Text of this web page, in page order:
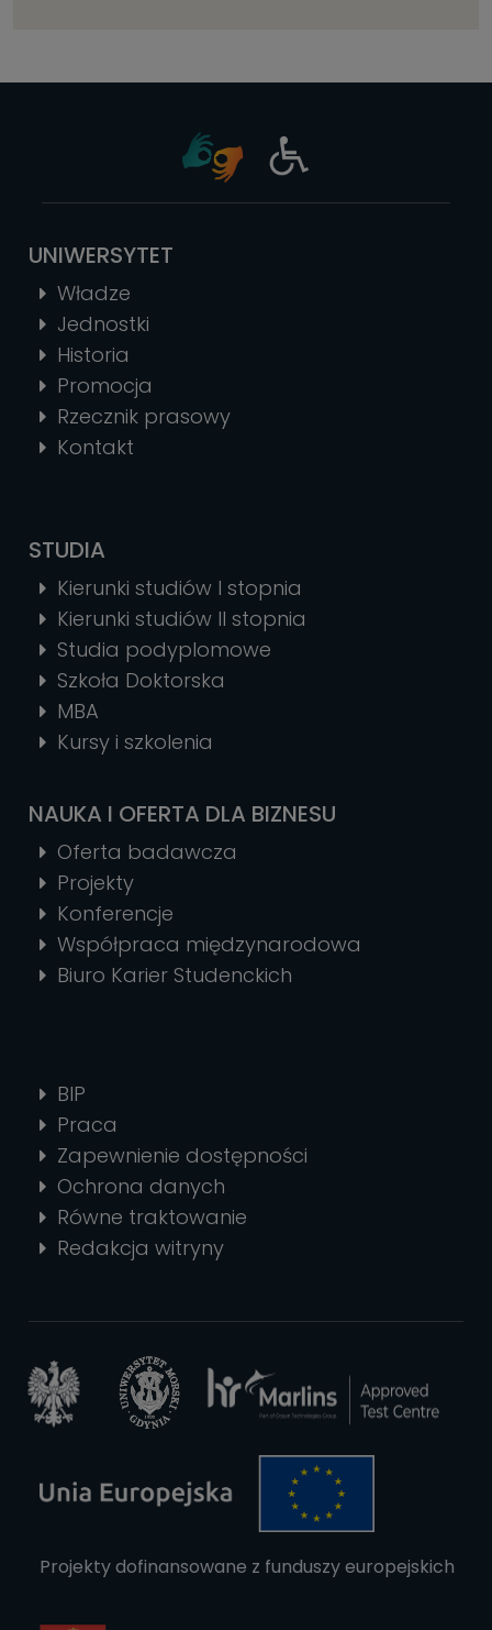
UNIWERSYTET
Władze
Jednostki
Historia
Promocja
Rzecznik prasowy
Kontakt
STUDIA
Kierunki studiów I stopnia
Kierunki studiów II stopnia
Studia podyplomowe
Szkoła Doktorska
MBA
Kursy i szkolenia
NAUKA I OFERTA DLA BIZNESU
Oferta badawcza
Projekty
Konferencje
Współpraca międzynarodowa
Biuro Karier Studenckich
BIP
Praca
Zapewnienie dostępności
Ochrona danych
Równe traktowanie
Redakcja witryny
Projekty dofinansowane z funduszy europejskich